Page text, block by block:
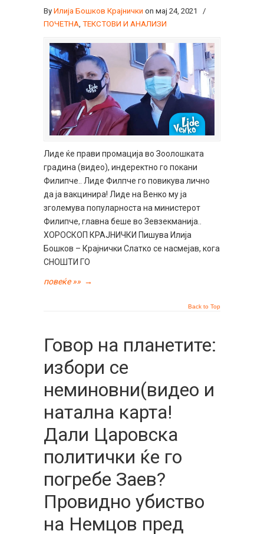
By Илија Бошков Крајнички on мај 24, 2021
/
ПОЧЕТНА ТЕКСТОВИ И АНАЛИЗИ
Лиде ќе прави промација во Зоолошката
градина (видео), индеректно го покани
Филипче.. Лиде Филпче го повикува лично
да ја вакцинира! Лиде на Венко му ја
зголемува популарноста на министерот
Филипче, главна беше во Зевзекманија..
ХОРОСКОП КРАЈНИЧКИ Пишува Илија
Бошков – Крајнички Слатко се насмејав, кога
СНОШТИ ГО
повеќе »» →
Back to Top
Говор на планетите:
избори се
неминовни(видео и
натална карта!
Дали Царовска
политички ќе го
погребе Заев?
Провидно убиство
на Немцов пред